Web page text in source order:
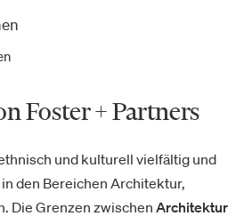
Foster + Partners
und kulturell vielfältig und
den Bereichen Architektur,
Die Grenzen zwischen Architektur